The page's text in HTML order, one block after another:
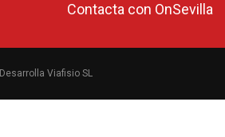
Contacta con OnSevilla
Desarrolla Viafisio SL